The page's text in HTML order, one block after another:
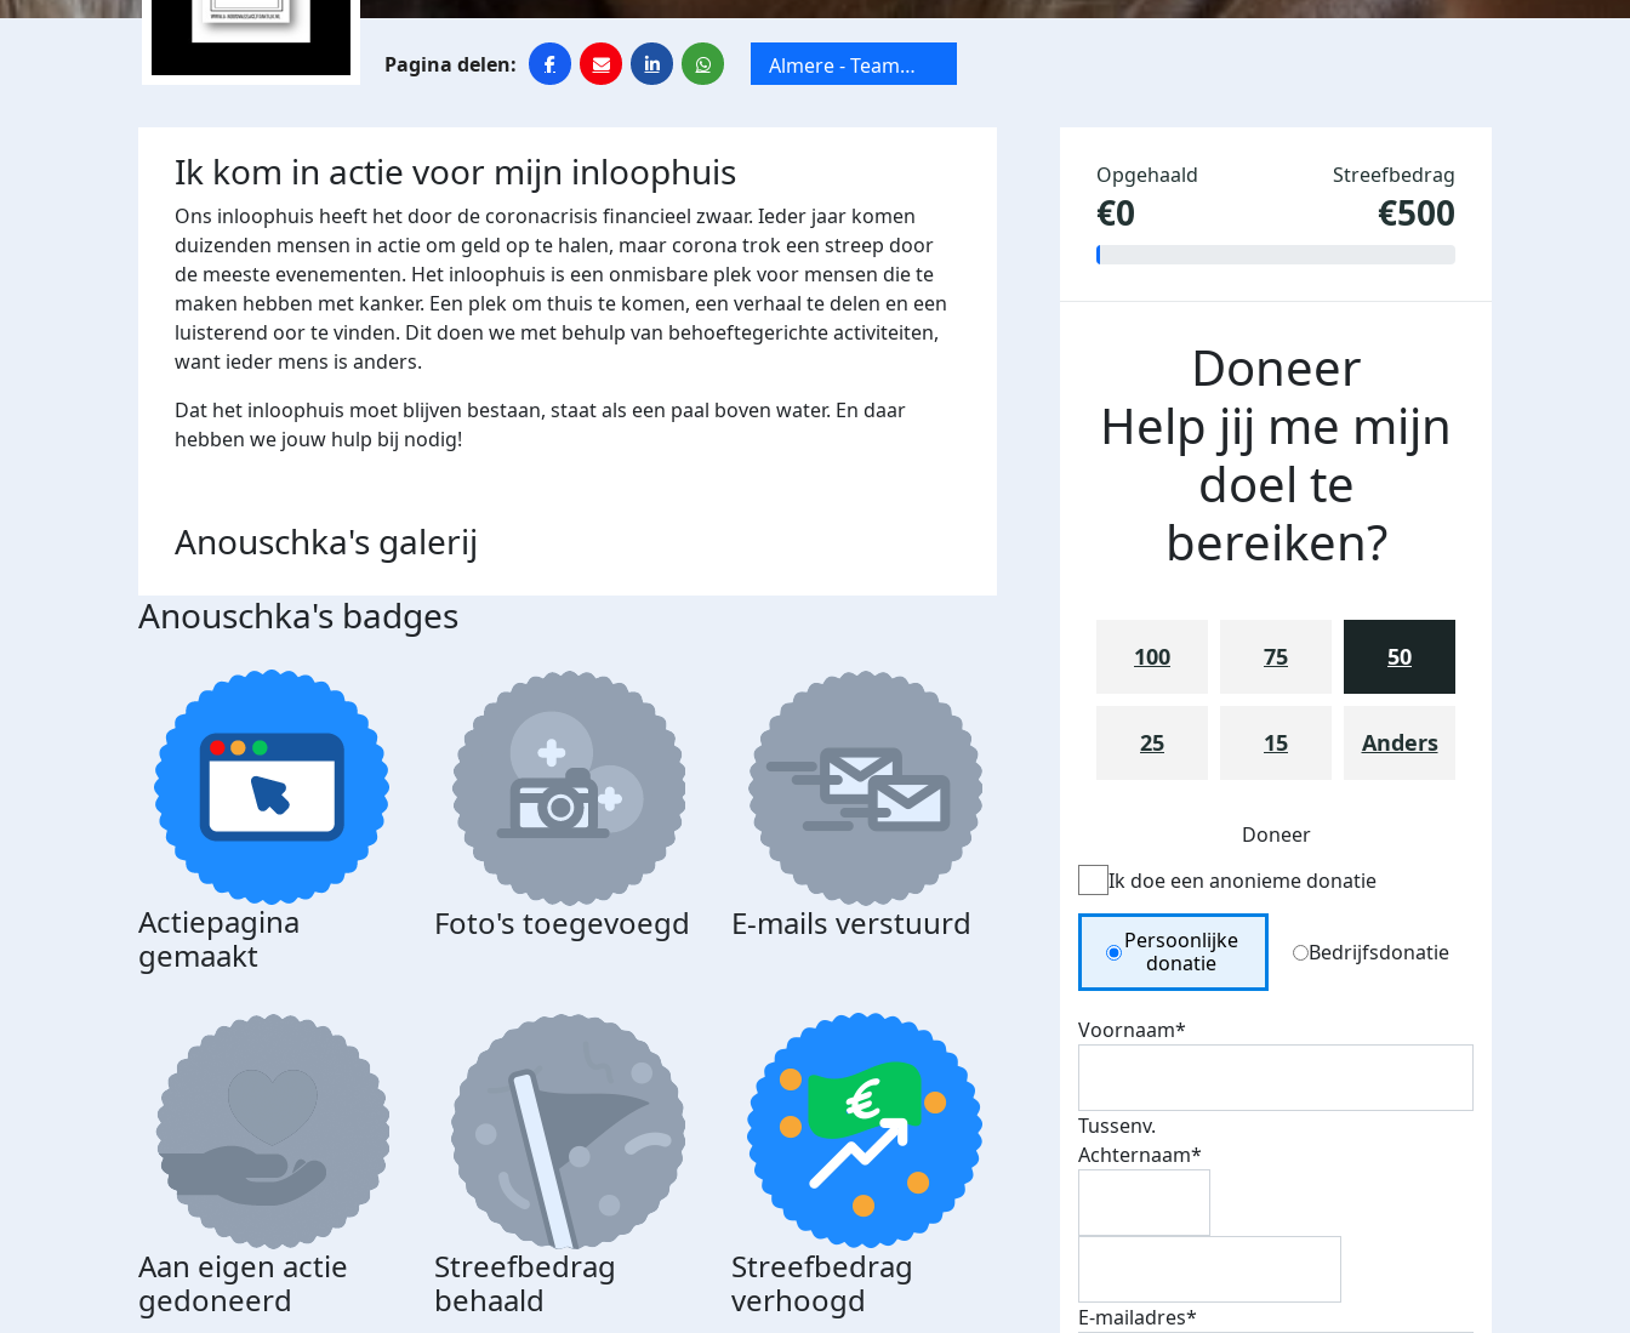
Almere - Team
Parkhuys Almere
Ik kom in actie voor mijn inloophuis
Ons inloophuis heeft het door de coronacrisis financieel zwaar. Ieder jaar komen
duizenden mensen in actie om geld op te halen, maar corona trok een streep door
de meeste evenementen. Het inloophuis is een onmisbare plek voor mensen die te
maken hebben met kanker. Een plek om thuis te komen, een verhaal te delen en een
luisterend oor te vinden. Dit doen we met behulp van behoeftegerichte activiteiten,
want ieder mens is anders.
Dat het inloophuis moet blijven bestaan, staat als een paal boven water. En daar
hebben we jouw hulp bij nodig!
Anouschka's galerij
Anouschka's badges
Actiepagina
gemaakt
Foto's toegevoegd E-mails verstuurd
Aan eigen actie
gedoneerd
Streefbedrag
behaald
Streefbedrag
verhoogd
Opgehaald
€0
Streefbedrag
€500
Doneer
Help jij me mijn
doel te
bereiken?
100 75 50
25 15 Anders
Doneer
Ik doe een anonieme donatie
Donation Type
Persoonlijke
donatie
Bedrijfsdonatie
Voornaam*
Tussenv.
Achternaam*
E-mailadres*